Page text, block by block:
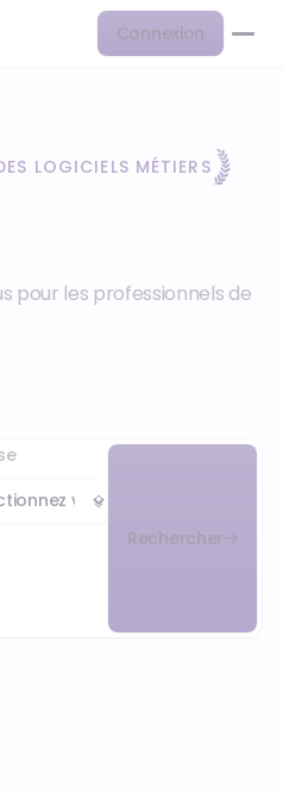
Connexion
LOGICIELS MÉTIERS
pour les professionnels de
Rechercher